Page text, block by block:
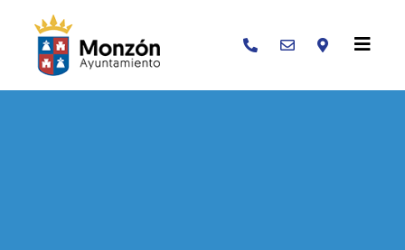
Buscar